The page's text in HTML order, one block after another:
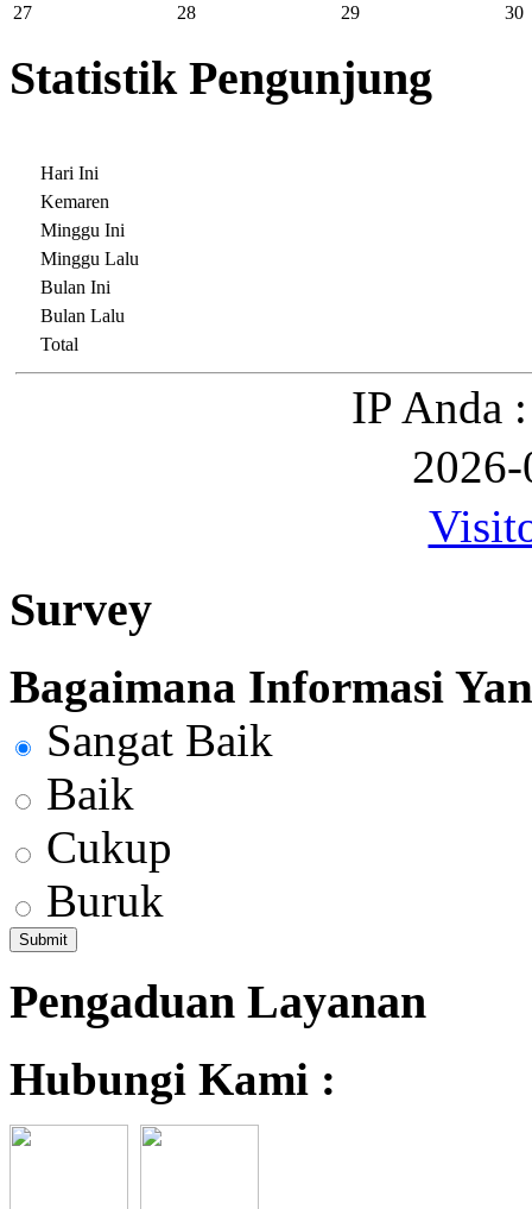
27
28 29 30
Statistik Pengunjung
Hari Ini
Kemaren
Minggu Ini
Minggu Lalu
Bulan Ini
Bulan Lalu
Total
IP Anda
Survey
Bagaimana Informasi
Sangat Baik
Baik
Cukup
Buruk
Pengaduan Layanan
Hubungi Kami :